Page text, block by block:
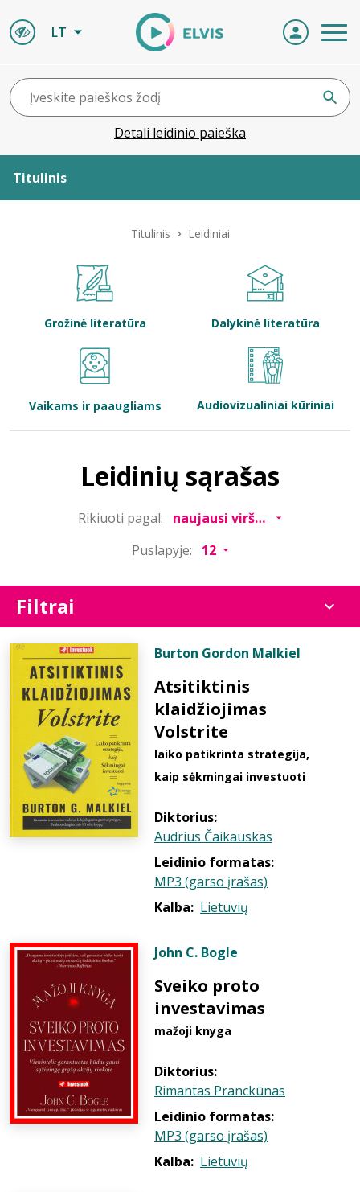
LT
Detali leidinio paieška
Titulinis
Bibliotekoms
Titulinis Leidiniai
Grožinė literatūra Dalykinė literatūra
Vaikams ir paaugliams Audiovizualiniai kūriniai
Leidinių sąrašas
Rikiuoti pagal:
Puslapyje:
Filtrai
Burton Gordon Malkiel
Atsitiktinis
klaidžiojimas
Volstrite
laiko patikrinta strategija,
kaip sėkmingai investuoti
Diktorius:
Audrius Čaikauskas
Leidinio formatas:
MP3 (garso įrašas)
Kalba: Lietuvių
John C. Bogle
Sveiko proto
investavimas
mažoji knyga
Diktorius:
Rimantas Pranckūnas
Leidinio formatas:
MP3 (garso įrašas)
Kalba: Lietuvių